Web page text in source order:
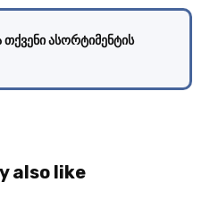
ასორტიმენტის
also like